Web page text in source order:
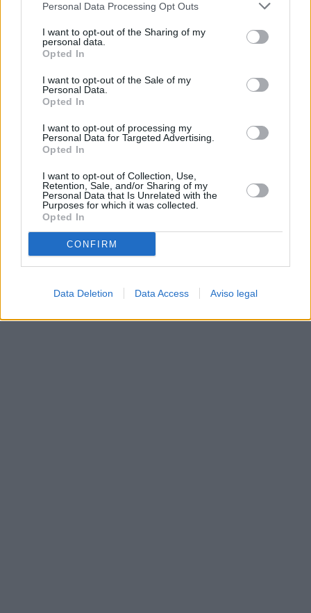
negar su consentimiento. Tenga en cuenta que algún
de su consentimiento, pero usted tiene el derecho de
rechazar tal procesamiento. Sus preferencias se aplicarán
cualquier momento entrando de nuevo en este sitio web o
visitando nuestra política de privacidad.
Personal Data Processing Opt Outs
I want to opt-out of the Sharing of my
personal data.
Opted In
I want to opt-out of the Sale of my
Personal Data.
Opted In
I want to opt-out of processing my
Personal Data for Targeted Advertising.
Opted In
I want to opt-out of Collection, Use,
Retention, Sale, and/or Sharing of my
Personal Data that Is Unrelated with the
Purposes for which it was collected.
Opted In
CONFIRM
Data Deletion Data Access Aviso legal